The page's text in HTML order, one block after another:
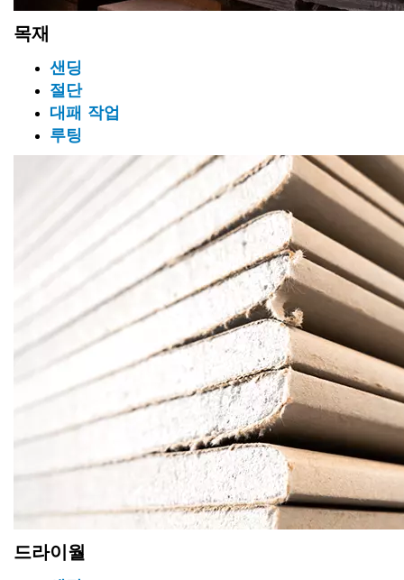
목재
샌딩
절단
대패 작업
루팅
드라이월